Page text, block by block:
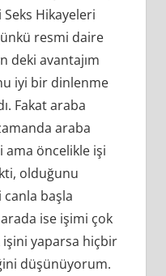
Hikayeleri
resmi daire
deki avantajım
iyi bir dinlenme
Fakat araba
araba
öncelikle işi
olduğunu
canla başla
ise işimi çok
yaparsa hiçbir
düşünüyorum.